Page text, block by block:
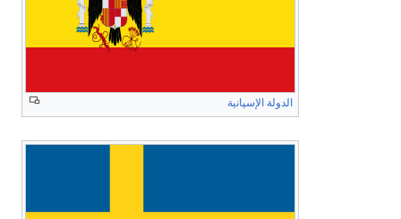
الدولة الإسپانية